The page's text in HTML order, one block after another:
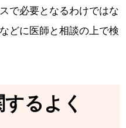
で必要となるわけではな
どに医師と相談の上で検
るよく